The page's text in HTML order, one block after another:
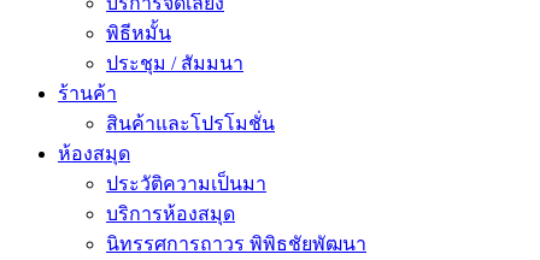
พิธีหมั้น
ประชุม / สัมมนา
ร้านค้า
สินค้าและโปรโมชั่น
ห้องสมุด
ประวัติความเป็นมา
บริการห้องสมุด
นิทรรศการถาวร พิพิธชัยพัฒนา